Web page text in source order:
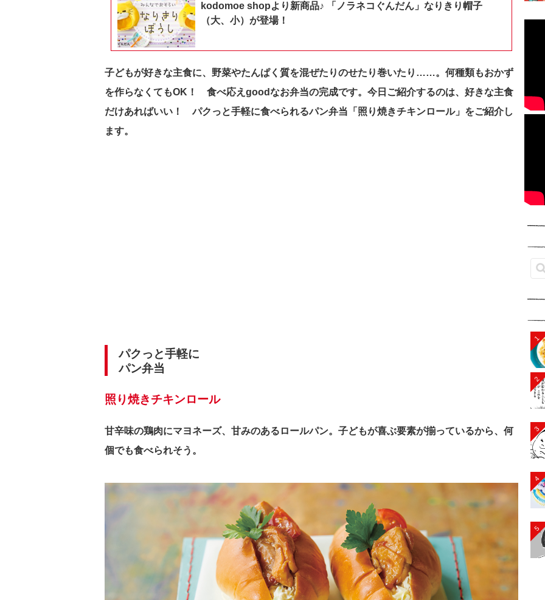
kodomoe shopより新商品♪ 「ノラネコぐんだん」なりきり帽子
（大、小）が登場！
子どもが好きな主食に、野菜やたんぱく質を混ぜたりのせたり巻いたり……。 何種類もおかず
を作らなくてもOK！ 食べ応えgoodなお弁当の完成です。今日ご紹介するのは、好きな主食
だけあればいい！ パクっと手軽に食べられるパン弁当「照り焼きチキンロール」をご紹介し
ます。
パクっと手軽に
パン弁当
照り焼きチキンロール
甘辛味の鶏肉にマヨネーズ、甘みのあるロールパン。子どもが喜ぶ要素が揃っているから、何
個でも食べられそう。
1
2
3
4
5